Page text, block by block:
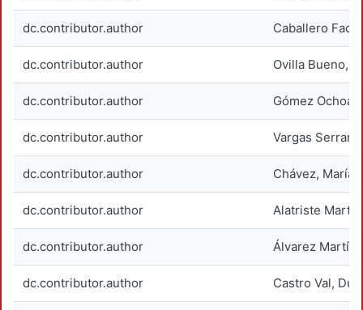
dc.contributor.author Caballero
dc.contributor.author Ovilla Bueno,
dc.contributor.author Gómez Ochoa,
dc.contributor.author Vargas
dc.contributor.author Chávez, María
dc.contributor.author Alatriste
dc.contributor.author Álvarez
dc.contributor.author Castro Val,